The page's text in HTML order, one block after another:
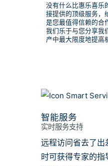
没有什么比惠乐喜乐
接提供的顶级服务，
是您最值得信赖的合
我们乐于与您分享我
产中最大限度地提高
智能服务
实时服务支持
远程访问省去了出
时可获得专家的指